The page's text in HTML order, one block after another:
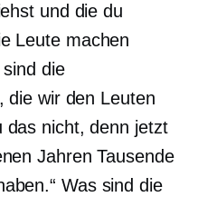
und die du
Leute machen
die
die wir den Leuten
das nicht, denn jetzt
Jahren Tausende
Was sind die